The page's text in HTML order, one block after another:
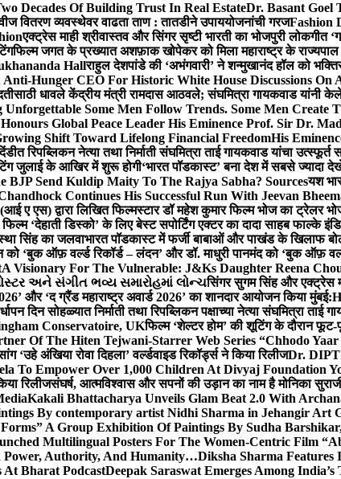
Decades Of Building Trust In Real EstateDr. Basant Goel
वीज वितरण व्यवस्थेवर वाढता ताण : तातडीने उपाययोजनांची गरजFashion
एक्ट्रेस माही श्रीवास्तव और सिंगर सृष्टी भारती का भोजपुरी लोकगीत
फिल्म जगत के प्रख्यात अशफ़ाक खोपेकर को मिला महाराष्ट्र के राज्यपाल
Hallराहुल देशपांडे की ‘अभंगवारी’ ने शन्मुखानंद हॉल को
Hunger CEO For Historic White House Discussions On
धावले केंद्रीय मंत्री रामदास आठवले; संघमित्रा गायकवाड यांनी
Some Men Follow Trends. Some Men Create
Global Peace Leader His Eminence Prof. Sir Dr.
Shift Toward Lifelong Financial FreedomHis
रिपब्लिकन नेत्या तथा निर्माती संघमित्रा ताई गायकवाड यांचा उत्स्फूर्त
जुलाई के आखिर में शुरू होगी‘भारत पॉडकास्ट’ बना देश में सबसे ज्यादा
Send Kuldip Maity To The Rajya Sabha? Sourcesयश
Continues His Successful Run With Jeevan
(आई ए एस) द्वारा लिखित फिल्मस्टार डॉ महेश कुमार फिल्म भोज का ट्रेलर
‘देहाती डिस्को’ के लिए बेस्ट सपोर्टिंग एक्टर का दादा साहब फाल्के
सिंह का जलवाभारत पॉडकास्ट में फर्जी बाबाओं और पाखंड के खिलाफ बोले
को ‘बुक ऑफ़ वर्ल्ड रिकॉर्ड – लंदन’ और डॉ. माधुरी पानमंद को ‘बुक ऑफ़
A Visionary For The Vulnerable: J&Ks Daughter Reena
અને સંગીત ભવ્ય સમારોહમાં લોન્ચसिंगर सुगम सिंह और एक्ट्रेस
और ‘द ग्रैंड महाराष्ट्र अवार्ड 2026’ का शानदार आयोजन किया मुंबई:
दिन सोहळ्यात निर्माती तथा रिपब्लिकन पक्षाच्या नेत्या संघमित्रा ताई
Conservatoire, UKफिल्म ‘शेल्टर होम’ की शूटिंग के दौरान फूट-
Of The Hiten Tejwani-Starrer Web Series “Chhodo Yaar
‘उहे अंखिया रोवा दिहला’ वर्ल्डवाइड रिकॉर्ड्स ने किया रिलीजDr.
To Empower Over 1,000 Children At Divyaj Foundation
रिलीजसंघर्ष, आत्मविश्वास और सपनों की उड़ान का नाम है मोनिका
Kakali Bhattacharya Unveils Glam Beat 2.0 With
By contemporary artist Nidhi Sharma in Jehangir Art
A Group Exhibition Of Paintings By Sudha
Multilingual Posters For The Women-Centric Film
Power, Authority, And Humanity…Diksha Sharma Features
At Bharat PodcastDeepak Saraswat Emerges Among India’s